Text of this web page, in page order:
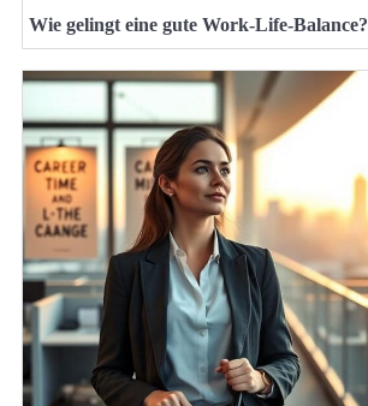
Wie gelingt eine gute Work-Life-Balance?